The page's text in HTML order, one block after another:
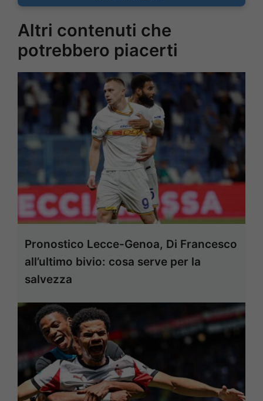
Altri contenuti che
potrebbero piacerti
Pronostico Lecce-Genoa, Di Francesco
all’ultimo bivio: cosa serve per la
salvezza